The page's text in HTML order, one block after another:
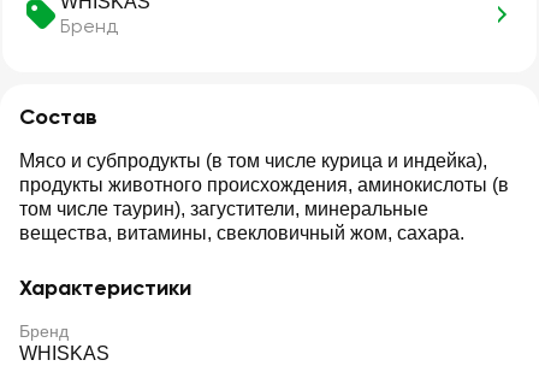
Бренд
Состав
Мясо и субпродукты (в том числе курица и индейка),
продукты животного происхождения, аминокислоты (в
том числе таурин), загустители, минеральные
вещества, витамины, свекловичный жом, сахара.
Характеристики
Бренд
WHISKAS